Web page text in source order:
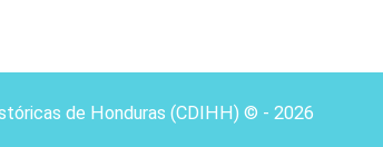
de Honduras (CDIHH) © - 2026